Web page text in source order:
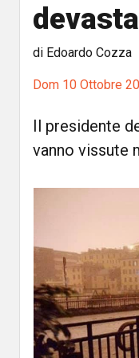
di Edoardo Cozza
Dom 10 Ottobre
Il presidente
vanno vissute